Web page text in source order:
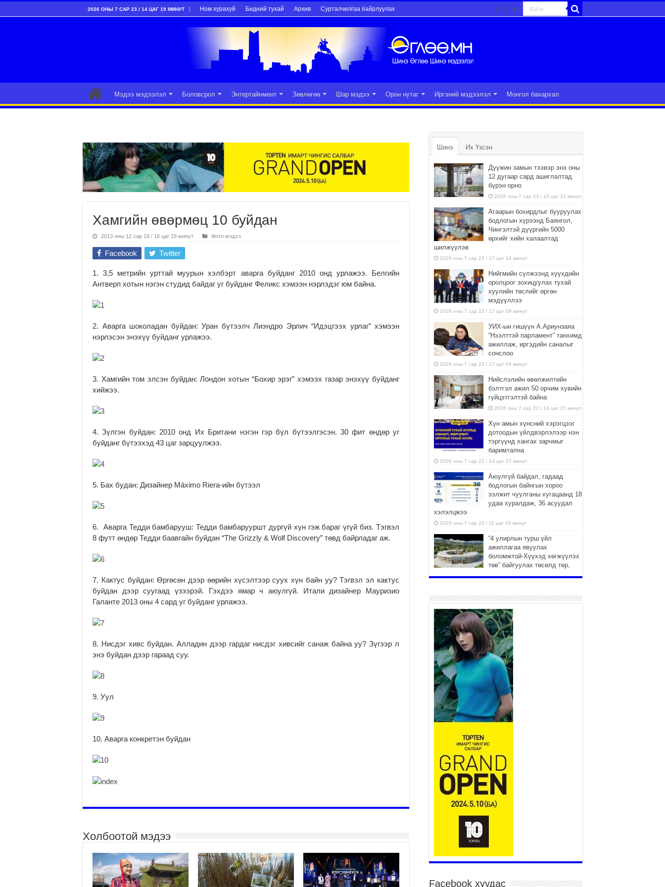
2026 ОНЫ 7 САР 23 / 14 ЦАГ 19 МИНУТ Ном хурахуй Бидний тухай Архив Сурталчилгаа байрлуулах
Мэдээ мэдээлэл Боловсрол Энтертайнмент Зөвлөгөө Шар мэдээ Орон нутаг Иргэний мэдээлэл Монгол бахархал
Хамгийн өвөрмөц 10 буйдан
2013 оны 12 сар 18 / 16 цаг 19 минут Фото мэдээ
Facebook Twitter
1. 3,5 метрийн урттай муурын хэлбэрт аварга буйданг 2010 онд урлажээ. Белгийн
Антверп хотын нэгэн студид байдаг уг буйданг Феликс хэмээн нэрлэдэг юм байна.
2. Аварга шоколадан буйдан: Уран бүтээлч Лиэндро Эрлич “Идэцгээх урлаг” хэмээн
нэрлэсэн энэхүү буйданг урлажээ.
3. Хамгийн том элсэн буйдан: Лондон хотын “Бохир эрэг” хэмээх газар энэхүү буйданг
хийжээ.
4. Зүлгэн буйдан: 2010 онд Их Британи нэгэн гэр бүл бүтээлгэсэн. 30 фит өндөр уг
буйданг бүтээхэд 43 цаг зарцуулжээ.
5. Бах будан: Дизайнер Máximo Riera-ийн бүтээл
6. Аварга Тедди бамбарууш: Тедди бамбарууршт дургүй хүн гэж бараг үгүй биз. Тэгвэл
8 футт өндөр Тедди баавгайн буйдан “The Grizzly & Wolf Discovery” төвд байрладаг аж.
7. Кактус буйдан: Өргөсөн дээр өөрийн хүсэлтээр суух хүн байн уу? Тэгвэл эл кактус
буйдан дээр суугаад үзээрэй. Гэхдээ ямар ч аюулгүй. Итали дизайнер Мауризио
Галанте 2013 оны 4 сард уг буйданг урлажээ.
8. Нисдэг хивс буйдан. Алладин дээр гардаг нисдэг хивсийг санаж байна уу? Зүгээр л
энэ буйдан дээр гараад суу.
9. Уул
10. Аварга конкретэн буйдан
Холбоотой мэдээ
Шинэ Их Үзсэн
Дүүжин замын тээвэр энэ оны
12 дугаар сард ашиглалтад
бүрэн орно
2026 оны 7 сар 23 / 10 цаг 21 минут
Агаарын бохирдлыг бууруулах
бодлогын хүрээнд Баянгол,
Чингэлтэй дүүргийн 5000
өрхийг хийн халаалтад
шилжүүлэв
2026 оны 7 сар 22 / 17 цаг 14 минут
Нийгмийн сүлжээнд хүүхдийн
оролцоог зохицуулах тухай
хуулийн төслийг өргөн
мэдүүллээ
2026 оны 7 сар 22 / 17 цаг 09 минут
УИХ-ын гишүүн А.Ариунзаяа
“Нээлттэй парламент” танхимд
ажиллаж, иргэдийн саналыг
сонслоо
2026 оны 7 сар 22 / 17 цаг 04 минут
Нийслэлийн өвөлжилтийн
бэлтгэл ажил 50 орчим хувийн
гүйцэтгэлтэй байна
2026 оны 7 сар 22 / 14 цаг 15 минут
Хүн амын хүнсний хэрэгцээг
дотоодын үйлдвэрлэлээр нэн
тэргүүнд хангах зарчмыг
баримтална
2026 оны 7 сар 22 / 14 цаг 07 минут
Аюулгүй байдал, гадаад
бодлогын байнгын хороо
ээлжит чуулганы хугацаанд 18
удаа хуралдаж, 36 асуудал
хэлэлцжээ
2026 оны 7 сар 22 / 11 цаг 43 минут
“4 улирлын турш үйл
ажиллагаа явуулах
боломжтой-Хүүхэд хөгжүүлэх
төв” байгуулах төсөлд төр,
Б.Пүрэвдагва: “Урт цагаан”-ыг
залуучууд чөлөөт цагаа
өнгөрүүлдэг, жуулчид зорьж
ирдэг цэг болгоно
2026 оны 7 сар 21 / 16 цаг 47 минут
Тусгай замын автобус /BRT/
төслийн удирдах хорооны
ээлжит хуралдаан боллоо
2026 оны 7 сар 21 / 16 цаг 43 минут
Ерөнхий сайд Н.Учрал БНХАУ-аас Монгол Улсад
суугаа Элчин сайд Шэнь Миньжюанийг хүлээн
авч уулзав
2026 оны 7 сар 21 / 16 цаг 39 минут
БҮГД НАЙРАМДАХ ТАЖИКИСТАН УЛСТАЙ
ЭДИЙН ЗАСГИЙН ХАМТЫН АЖИЛЛАГААГ
ӨРГӨЖҮҮЛНЭ
2026 оны 7 сар 21 / 16 цаг 34 минут
26,992 суралцагч хотхоны бага сургуульд, 8100
суралцагч төрөлжсөн ахлах сургуульд
2026 оны 7 сар 21 / 13 цаг 43 минут
COP17 хурлын үеэрх замын хөдөлгөөн, нийтийн
тээврийн зохицуулалт, сургууль, цэцэрлэг, зах,
худалдааны төвийн ажиллах хуваарийг гаргаж,
иргэдэд мэдээлэхийг үүрэг болголоо
Facebook хуудас